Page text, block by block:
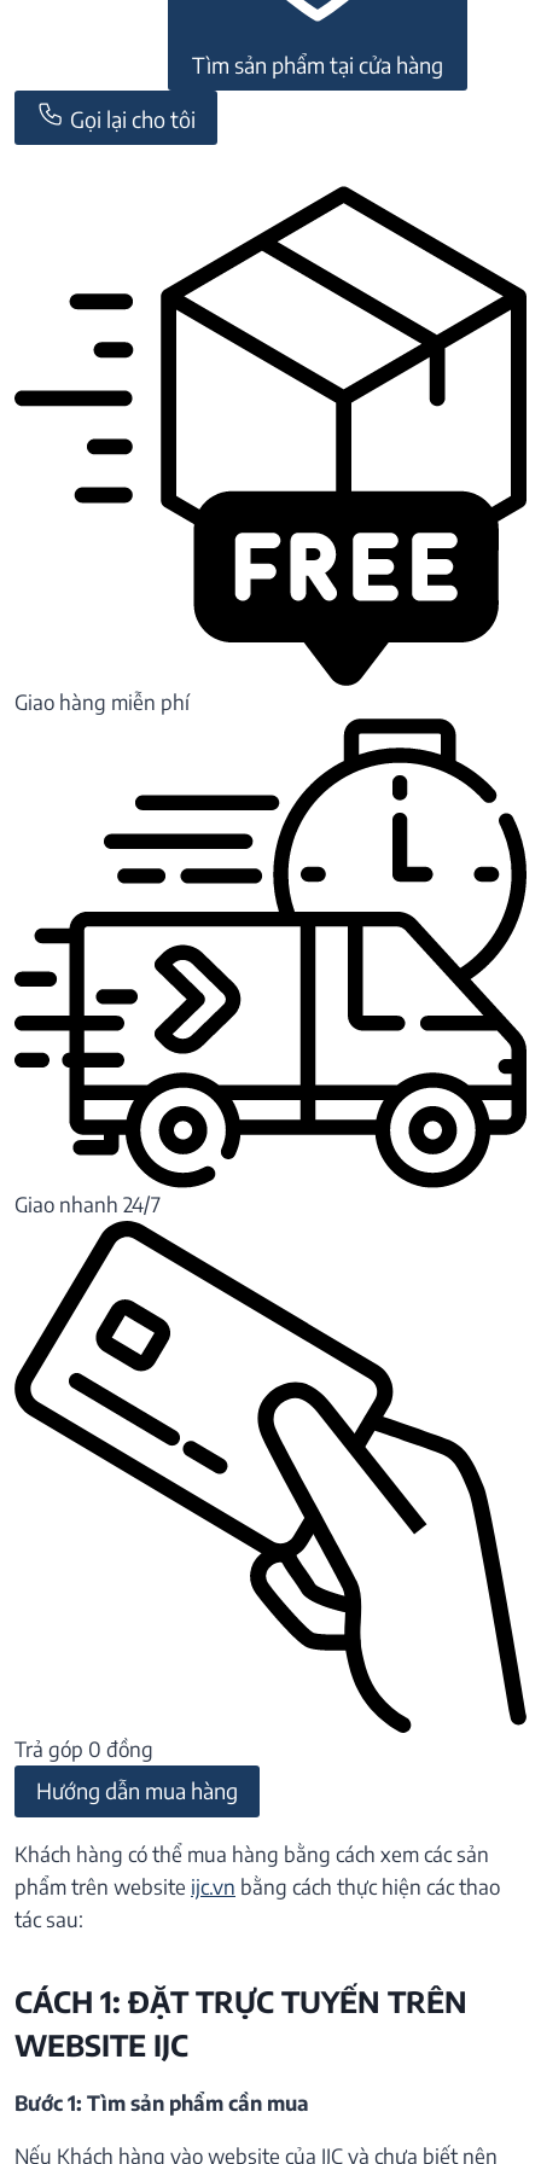
Tìm sản phẩm tại cửa hàng
Gọi lại cho tôi
Giao hàng miễn phí
Giao nhanh 24/7
Trả góp 0 đồng
Hướng dẫn mua hàng
Khách hàng có thể mua hàng bằng cách xem các sản
phẩm trên website ijc.vn bằng cách thực hiện các thao
tác sau:
CÁCH 1: ĐẶT TRỰC TUYẾN TRÊN
WEBSITE IJC
Bước 1: Tìm sản phẩm cần mua
Nếu Khách hàng vào website của IJC và chưa biết nên